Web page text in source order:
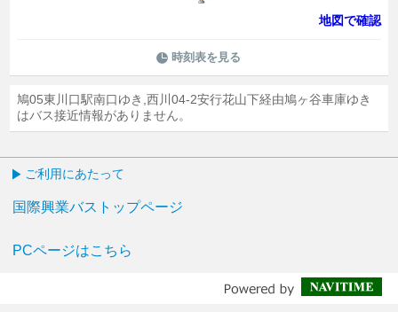
地図で確認
時刻表を見る
鳩05東川口駅南口ゆき,西川04-2安行花山下経由鳩ヶ谷車庫ゆき
はバス接近情報がありません。
ご利用にあたって
国際興業バストップページ
PCページはこちら